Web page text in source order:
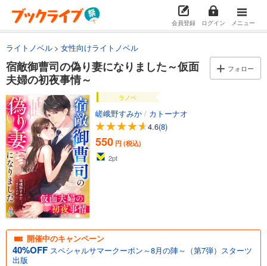
会員登録 ログイン メニュー
ライトノベル 女性向けライトノベル
宿敵御曹司の偽り妻になりました～仮面
夫婦の初夜事情～
フォロー
ラノベ
嵯峨野すみか / カトーナオ
4.6(8)
550 円 (税込)
2pt
開催中のキャンペーン
40%OFF スペシャルサマークーポン～8月の陣～（第7弾）スターツ
出版